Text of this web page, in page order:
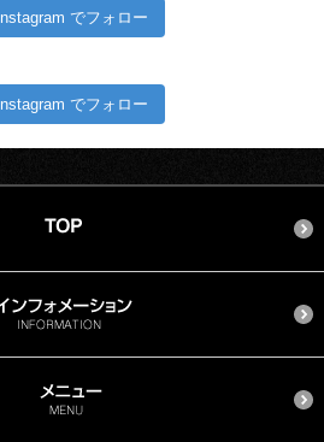
Instagram でフォロー
Instagram でフォロー